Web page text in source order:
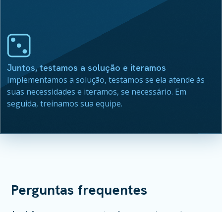
Juntos, testamos a solução e iteramos
Implementamos a solução, testamos se ela atende às
suas necessidades e iteramos, se necessário. Em
seguida, treinamos sua equipe.
Perguntas frequentes